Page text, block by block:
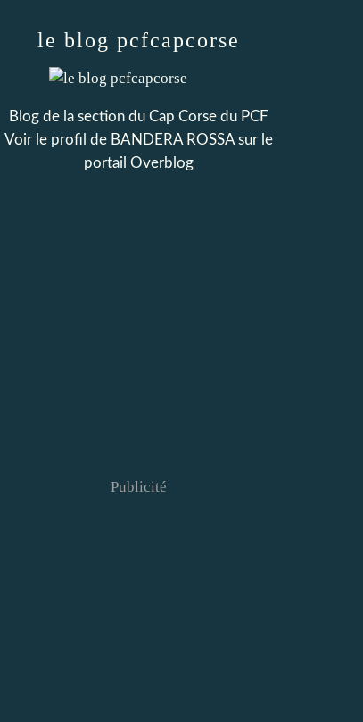
le blog pcfcapcorse
Blog de la section du Cap Corse du PCF
Voir le profil de BANDERA ROSSAsur le
portail Overblog
Publicité